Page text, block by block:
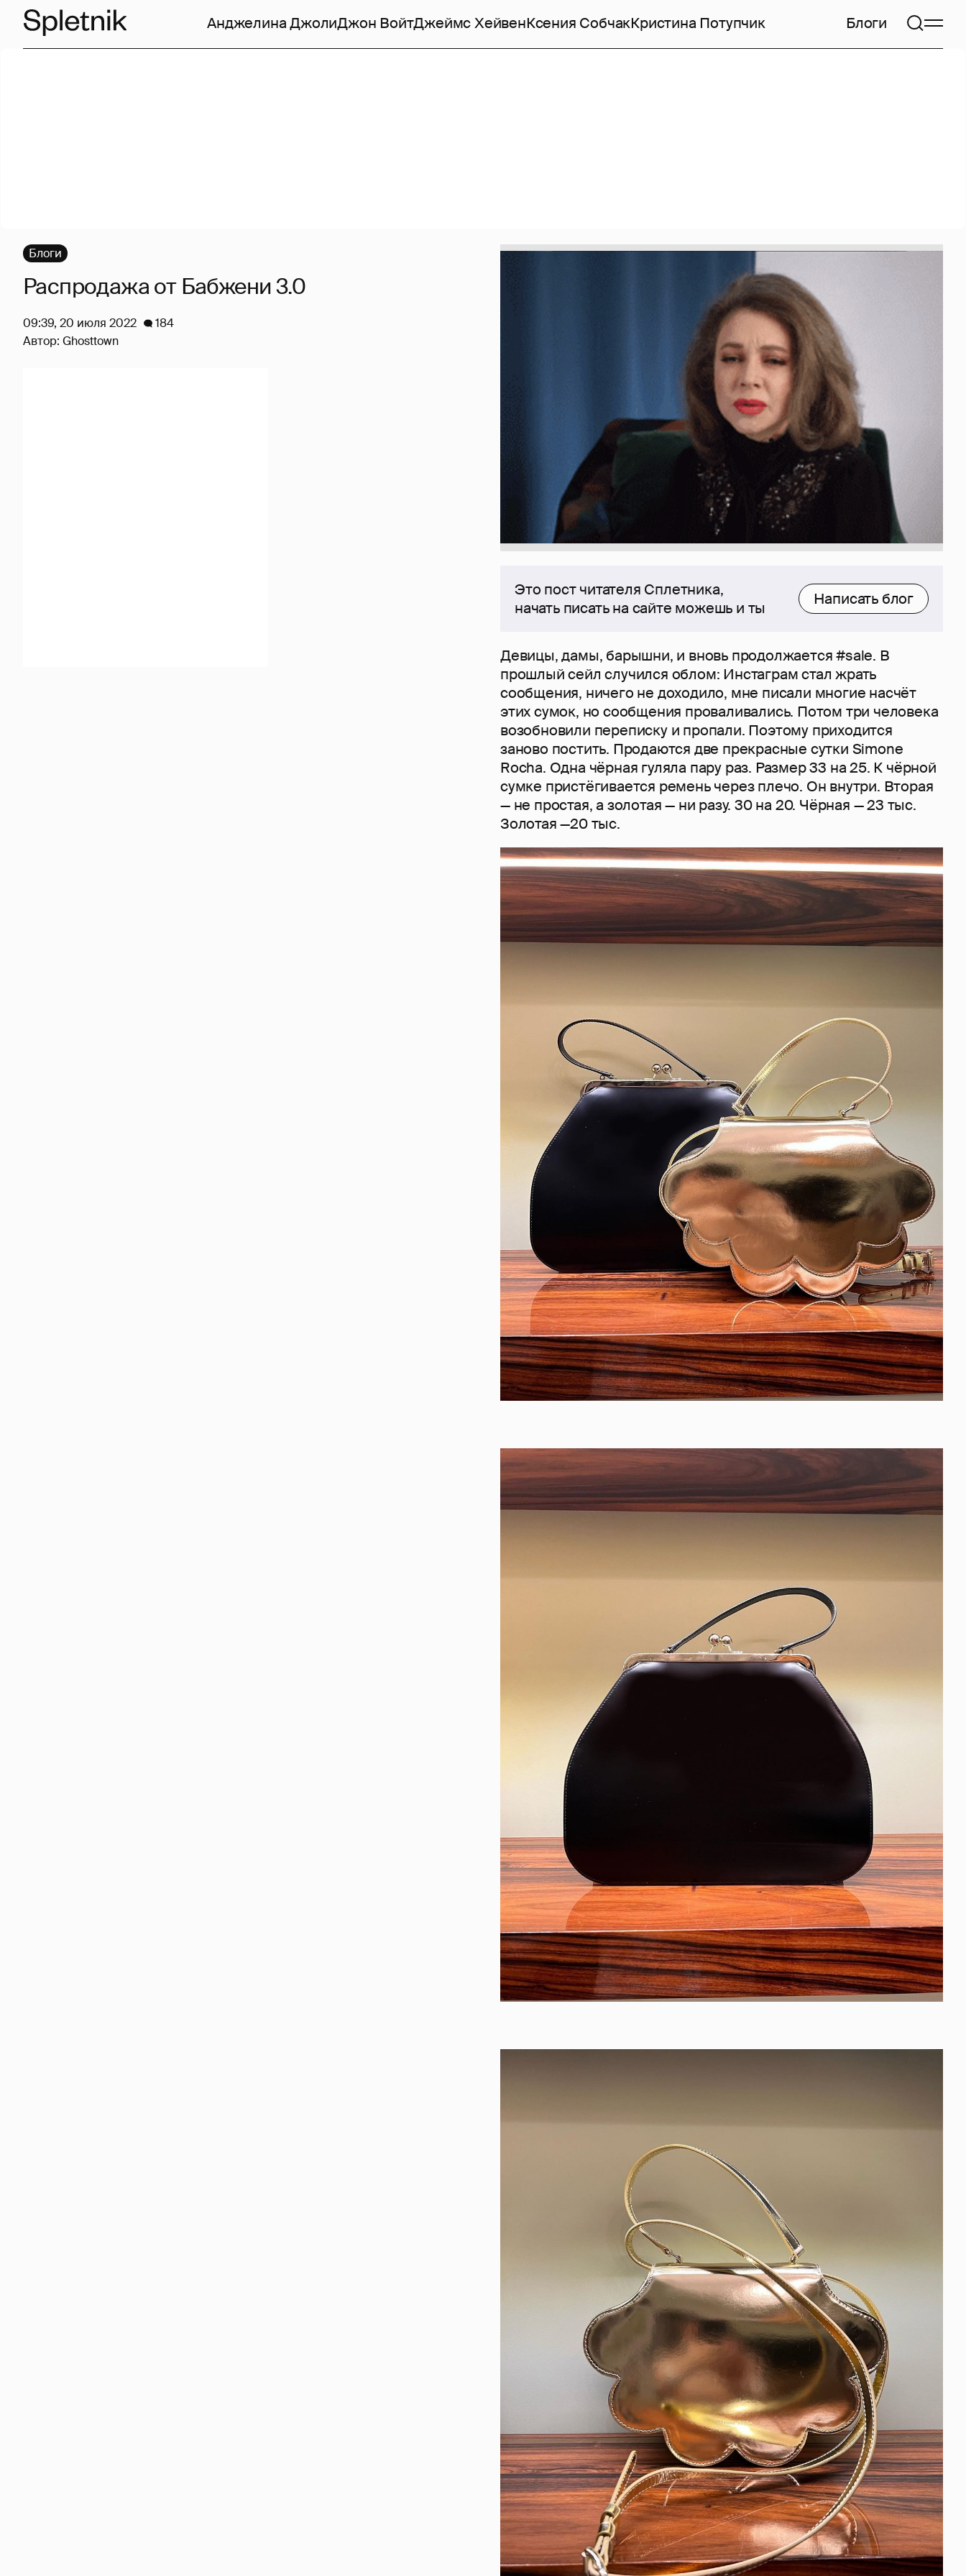
Анджелина ДжолиДжон ВойтДжеймс ХейвенКсения СобчакКристина Потупчик Блоги
Это пост читателя Сплетника,
начать писать на сайте можешь и ты
Написать блог
Девицы, дамы, барышни, и вновь продолжается #sale. В
прошлый сейл случился облом: Инстаграм стал жрать
сообщения, ничего не доходило, мне писали многие насчёт
этих сумок, но сообщения проваливались. Потом три человека
возобновили переписку и пропали. Поэтому приходится
заново постить. Продаются две прекрасные сутки Simone
Rocha. Одна чёрная гуляла пару раз. Размер 33 на 25. К чёрной
сумке пристёгивается ремень через плечо. Он внутри. Вторая
— не простая, а золотая — ни разу. 30 на 20. Чёрная — 23 тыс.
Золотая —20 тыс.
Блоги
Распродажа от Бабжени 3.0
09:39, 20 июля 2022
184
Автор: Ghosttown